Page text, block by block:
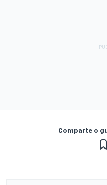
Comparte o